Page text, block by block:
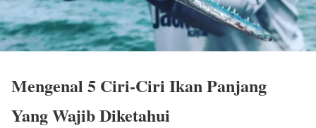
Mengenal 5 Ciri-Ciri Ikan Panjang
Yang Wajib Diketahui